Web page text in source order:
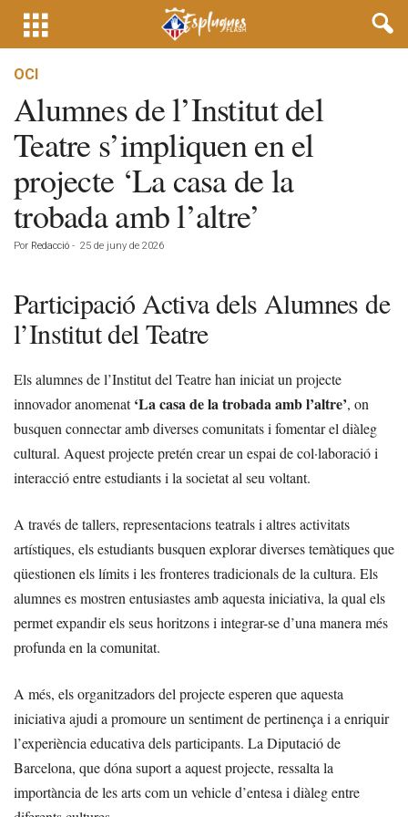
OCI
Alumnes de l’Institut del
Teatre s’impliquen en el
projecte ‘La casa de la
trobada amb l’altre’
Por Redacció - 25 de juny de 2026
Participació Activa dels Alumnes de
l’Institut del Teatre
Els alumnes de l’Institut del Teatre han iniciat un projecte
innovador anomenat‘La casa de la trobada amb l’altre’, on
busquen connectar amb diverses comunitats i fomentar el diàleg
cultural. Aquest projecte pretén crear un espai de col·laboració i
interacció entre estudiants i la societat al seu voltant.
A través de tallers, representacions teatrals i altres activitats
artístiques, els estudiants busquen explorar diverses temàtiques que
qüestionen els límits i les fronteres tradicionals de la cultura. Els
alumnes es mostren entusiastes amb aquesta iniciativa, la qual els
permet expandir els seus horitzons i integrar-se d’una manera més
profunda en la comunitat.
A més, els organitzadors del projecte esperen que aquesta
iniciativa ajudi a promoure un sentiment de pertinença i a enriquir
l’experiència educativa dels participants. La Diputació de
Barcelona, que dóna suport a aquest projecte, ressalta la
importància de les arts com un vehicle d’entesa i diàleg entre